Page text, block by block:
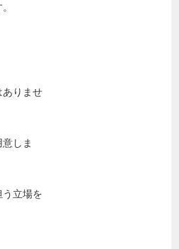
ありませ
しま
立場を